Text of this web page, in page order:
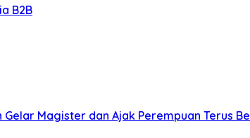
B2B
Magister dan Ajak Perempuan Terus